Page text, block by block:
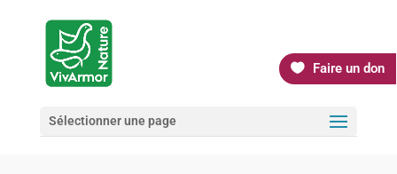
Faire un don
Sélectionner une page